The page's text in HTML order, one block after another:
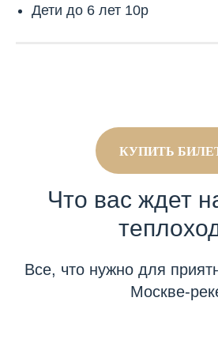
Дети до 6 лет 10р
КУПИТЬ
Что вас ждет
Все, что нужно для
Москве-